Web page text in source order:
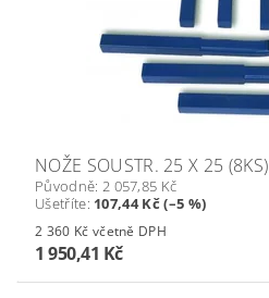
NOŽE SOUSTR. 25 X 25 (8KS)
Původně: 2 057,85 Kč
Ušetříte: 107,44 Kč (–5 %)
2 360 Kč včetně DPH
1 950,41 Kč